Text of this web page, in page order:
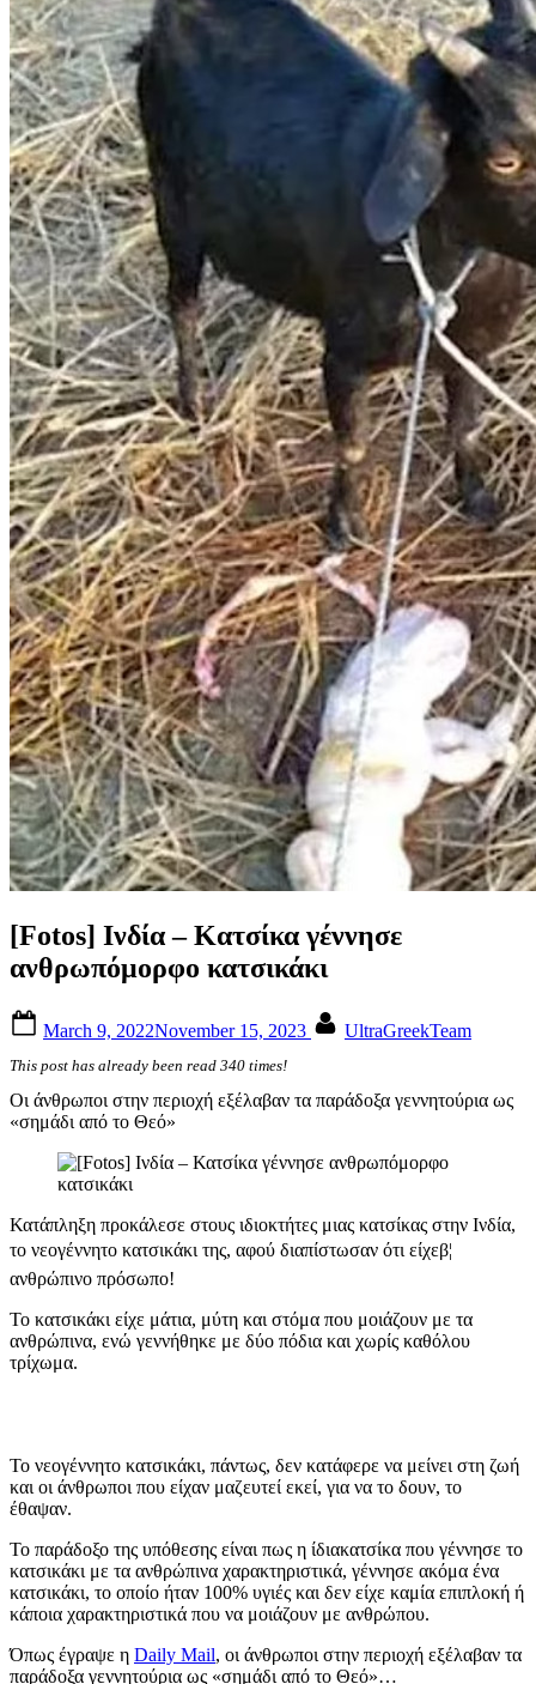
[Fotos] Ινδία – Κατσίκα γέννησε
ανθρωπόμορφο κατσικάκι
on
March 9, 2022November 15, 2023 UltraGreekTeam
This post has already been read 340 times!
Οι άνθρωποι στην περιοχή εξέλαβαν τα παράδοξα γεννητούρια ως
«σημάδι από το Θεό»
Κατάπληξη προκάλεσε στους ιδιοκτήτες μιας κατσίκας στην Ινδία,
το νεογέννητο κατσικάκι της, αφού διαπίστωσαν ότι είχεβ¦
ανθρώπινο πρόσωπο!
Το κατσικάκι είχε μάτια, μύτη και στόμα που μοιάζουν με τα
ανθρώπινα, ενώ γεννήθηκε με δύο πόδια και χωρίς καθόλου
τρίχωμα.
Το νεογέννητο κατσικάκι, πάντως, δεν κατάφερε να μείνει στη ζωή
και οι άνθρωποι που είχαν μαζευτεί εκεί, για να το δουν, το
έθαψαν.
Το παράδοξο της υπόθεσης είναι πως η ίδιακατσίκα που γέννησε το
κατσικάκι με τα ανθρώπινα χαρακτηριστικά, γέννησε ακόμα ένα
κατσικάκι, το οποίο ήταν 100% υγιές και δεν είχε καμία επιπλοκή ή
κάποια χαρακτηριστικά που να μοιάζουν με ανθρώπου.
Όπως έγραψε η Daily Mail, οι άνθρωποι στην περιοχή εξέλαβαν τα
παράδοξα γεννητούρια ως «σημάδι από το Θεό»…